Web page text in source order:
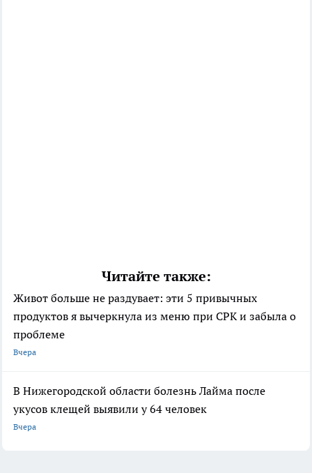
Читайте также:
Живот больше не раздувает: эти 5 привычных
продуктов я вычеркнула из меню при СРК и забыла о
проблеме
Вчера
В Нижегородской области болезнь Лайма после
укусов клещей выявили у 64 человек
Вчера